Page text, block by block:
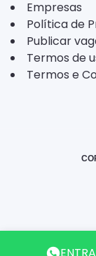
Empresas
Política de
Publicar
Termos de
Termos e